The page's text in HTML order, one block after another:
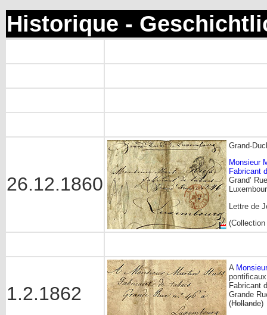
Historique -
26.12.1860
Grand-
Monsieur
Fabricant
Grand’
Lettre de
1.2.1862
A
Fabricant
Grande
(Hollande)